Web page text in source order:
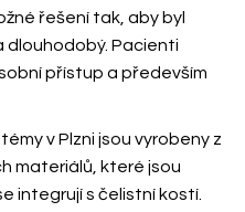
řešení tak, aby byl
dlouhodobý. Pacienti
přístup a především
v Plzni jsou vyrobeny z
materiálů, které jsou
integrují s čelistní kostí.